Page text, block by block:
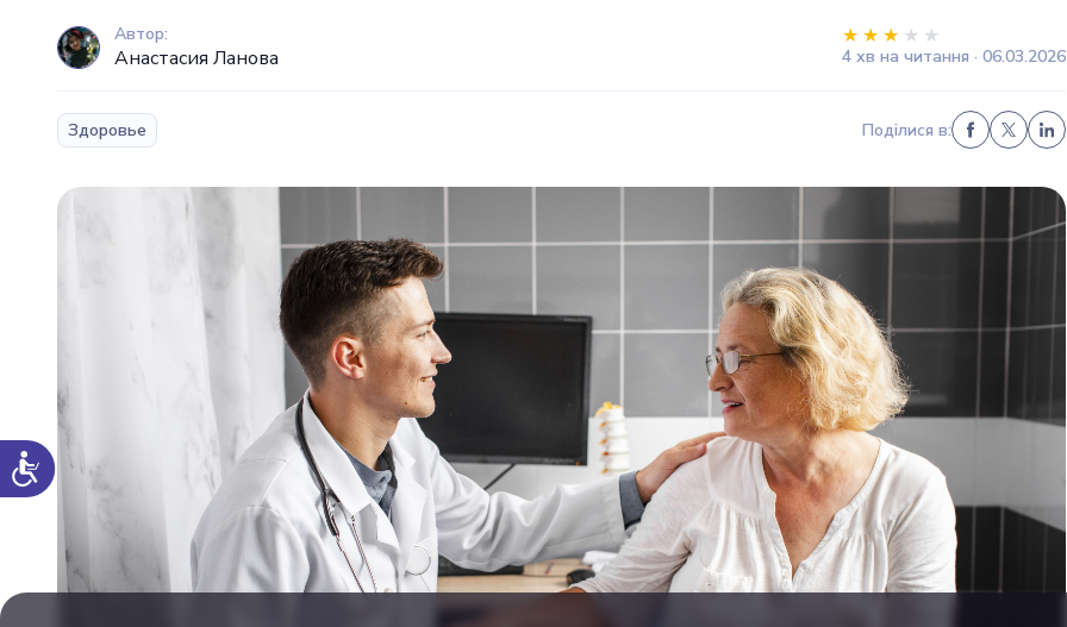
Автор:
Анастасия Ланова 4 хв на читання · 06.03.2026
Здоровье Поділися в: